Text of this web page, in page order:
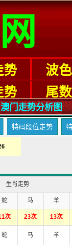
澳门走势分析图